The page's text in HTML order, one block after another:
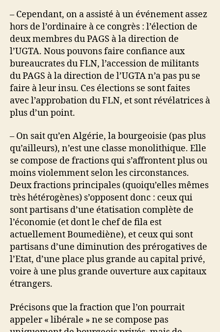
– Cependant, on a assisté à un événement assez
hors de l’ordinaire à ce congrès : l’élection de
deux membres du PAGS à la direction de
l’UGTA. Nous pouvons faire confiance aux
bureaucrates du FLN, l’accession de militants
du PAGS à la direction de l’UGTA n’a pas pu se
faire à leur insu. Ces élections se sont faites
avec l’approbation du FLN, et sont révélatrices à
plus d’un point.
– On sait qu’en Algérie, la bourgeoisie (pas plus
qu’ailleurs), n’est une classe monolithique. Elle
se compose de fractions qui s’affrontent plus ou
moins violemment selon les circonstances.
Deux fractions principales (quoiqu’elles mêmes
très hétérogènes) s’opposent donc : ceux qui
sont partisans d’une étatisation complète de
l’économie (et dont le chef de fila est
actuellement Boumediène), et ceux qui sont
partisans d’une diminution des prérogatives de
l’Etat, d’une place plus grande au capital privé,
voire à une plus grande ouverture aux capitaux
étrangers.
Précisons que la fraction que l’on pourrait
appeler « libérale » ne se compose pas